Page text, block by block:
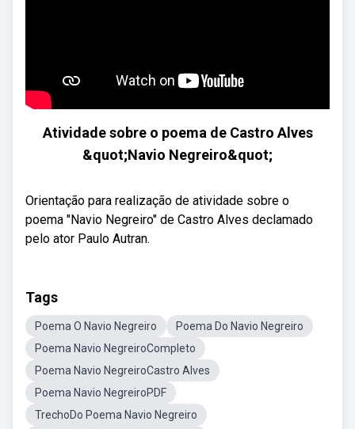
Atividade sobre o poema de Castro Alves
&quot;Navio Negreiro&quot;
Orientação para realização de atividade sobre o
poema "Navio Negreiro" de Castro Alves declamado
pelo ator Paulo Autran.
Tags
Poema O Navio Negreiro
Poema Do Navio Negreiro
Poema Navio NegreiroCompleto
Poema Navio NegreiroCastro Alves
Poema Navio NegreiroPDF
TrechoDo Poema Navio Negreiro